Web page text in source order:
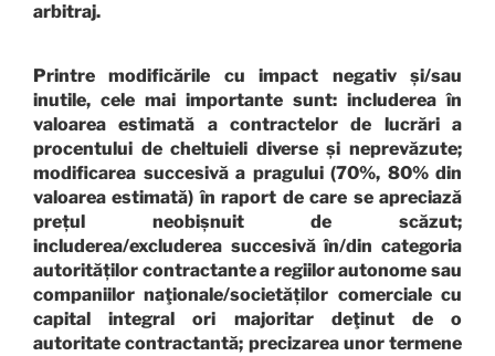
arbitraj.
Printre modificările cu impact negativ și/sau
inutile, cele mai importante sunt: includerea în
valoarea estimată a contractelor de lucrări a
procentului de cheltuieli diverse și neprevăzute;
modificarea succesivă a pragului (70%, 80% din
valoarea estimată) în raport de care se apreciază
prețul neobișnuit de scăzut;
includerea/excluderea succesivă în/din categoria
autorităților contractante a regiilor autonome sau
companiilor naţionale/societăților comerciale cu
capital integral ori majoritar deţinut de o
autoritate contractantă; precizarea unor termene